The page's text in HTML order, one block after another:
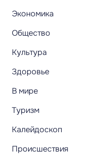
Экономика
Общество
Культура
Здоровье
В мире
Туризм
Калейдоскоп
Происшествия